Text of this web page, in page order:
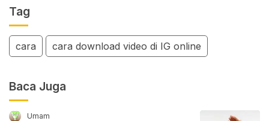
Tag
cara cara download video di IG online
Baca Juga
Umam